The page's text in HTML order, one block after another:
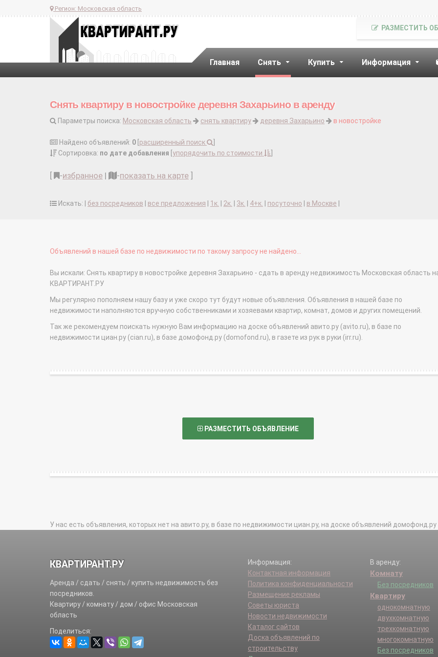
Регион: Московская область
Главная Снять Купить Информация
РАЗМЕСТИТЬ
Снять квартиру в новостройке деревня Захарьино в аренду
Параметры поиска: Московская область снять квартиру деревня Захарьино в новостройке
Найдено объявлений: 0 расширенный поиск
Сортировка: по дате добавления упорядочить по стоимости
-избранное | -показать на карте
Искать: | без посредников все предложения 1к. 2к. 3к. 4+к. посуточно в Москве
Объявлений в нашей базе по недвижимости по такому запросу не найдено...
Вы искали: Снять квартиру в новостройке деревня Захарьино - сдать в аренду недвижимость Московская область
КВАРТИРАНТ.РУ
Мы регулярно пополняем нашу базу и уже скоро тут будут новые объявления. Объявления в нашей базе по
недвижимости наполняются вручную собственниками и хозяевами квартир, комнат, домов и других помещений.
Так же рекомендуем поискать нужную Вам информацию на доске объявлений авито.ру (avito.ru), в базе по
недвижимости циан.ру (cian.ru), в базе домофонд.ру (domofond.ru), в газете из рук в руки (irr.ru).
РАЗМЕСТИТЬ ОБЪЯВЛЕНИЕ
У нас есть объявления, которых нет на авито.ру, в базе по недвижимости циан.ру, на доске объявлений домофонд.ру
КВАРТИРАНТ.РУ
Аренда / сдать / снять / купить недвижимость без
посредников.
Квартиру / комнату / дом / офис Московская
область
Поделиться:
Информация:
Контактная информация
Политика конфиденциальности
Размещение рекламы
Советы юриста
Новости недвижимости
Каталог сайтов
Доска объявлений по
строительству
В аренду:
Комнату
Без посредников
Квартиру
однокомнатную
двухкомнатную
трехкомнатную
многокомнатную
Без посредников